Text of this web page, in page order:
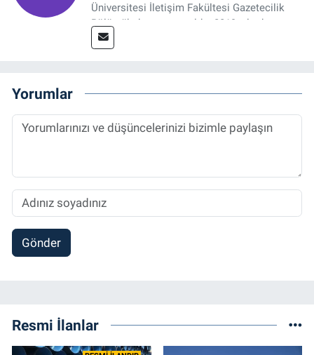
Üniversitesi İletişim Fakültesi Gazetecilik
Bölümü’nden mezun oldu. 2019 yılında
başladığı gazetecilik mesleğinde, muhabir,
Sorumlu Haber Editörü' olarak devam
etmektedir.
Yorumlar
Gönder
Resmi İlanlar